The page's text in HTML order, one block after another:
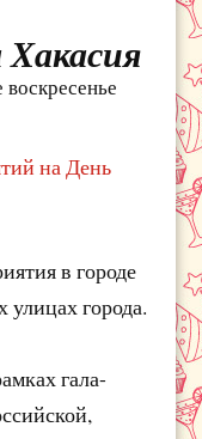
Хакасия
на День
в городе
улицах города.
гала-